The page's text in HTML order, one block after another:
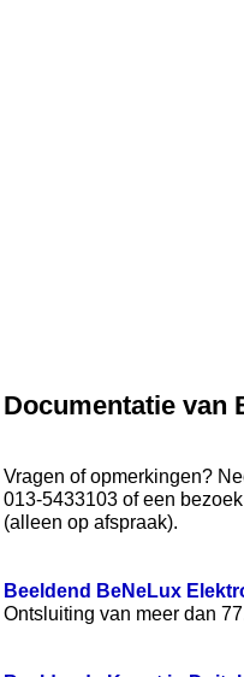
Documentatie van
Vragen of opmerkingen?
013-5433103 of een
(alleen op afspraak).
Beeldend BeNeLux
Ontsluiting van meer dan